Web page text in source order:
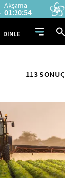
Akşama
01:20:53
DİNLE
113 SONUÇ